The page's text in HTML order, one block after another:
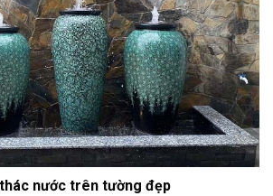
nước trên tường đẹp